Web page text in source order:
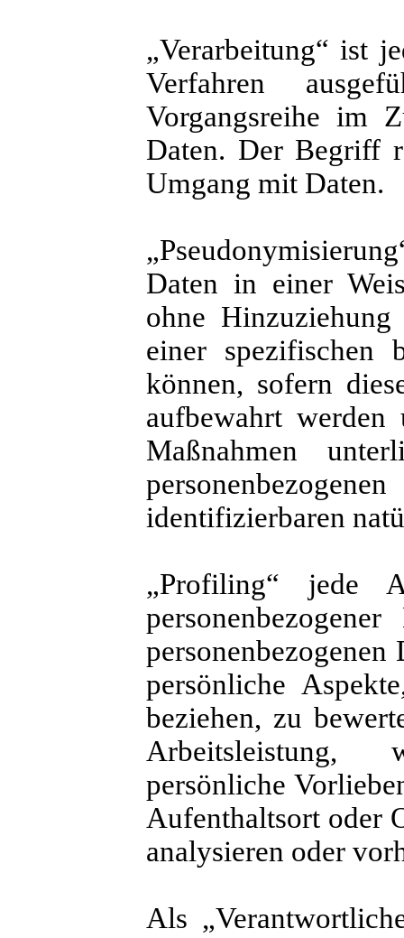
„Verarbeitung“ ist
Verfahren
Vorgangsreihe im
Daten. Der Begriff
Umgang mit Daten.
Daten in einer
ohne
einer spezifischen
können, sofern
aufbewahrt werden
Maßnahmen
identifizierbaren
„Profiling“ jede
persönliche
beziehen, zu
Arbeitsleistung,
persönliche
Aufenthaltsort oder
analysieren oder
Als